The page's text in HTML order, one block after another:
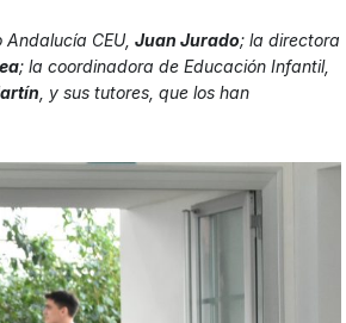
CEU, Juan Jurado; la directora
; la coordinadora de Educación Infantil,
, y sus tutores, que los han